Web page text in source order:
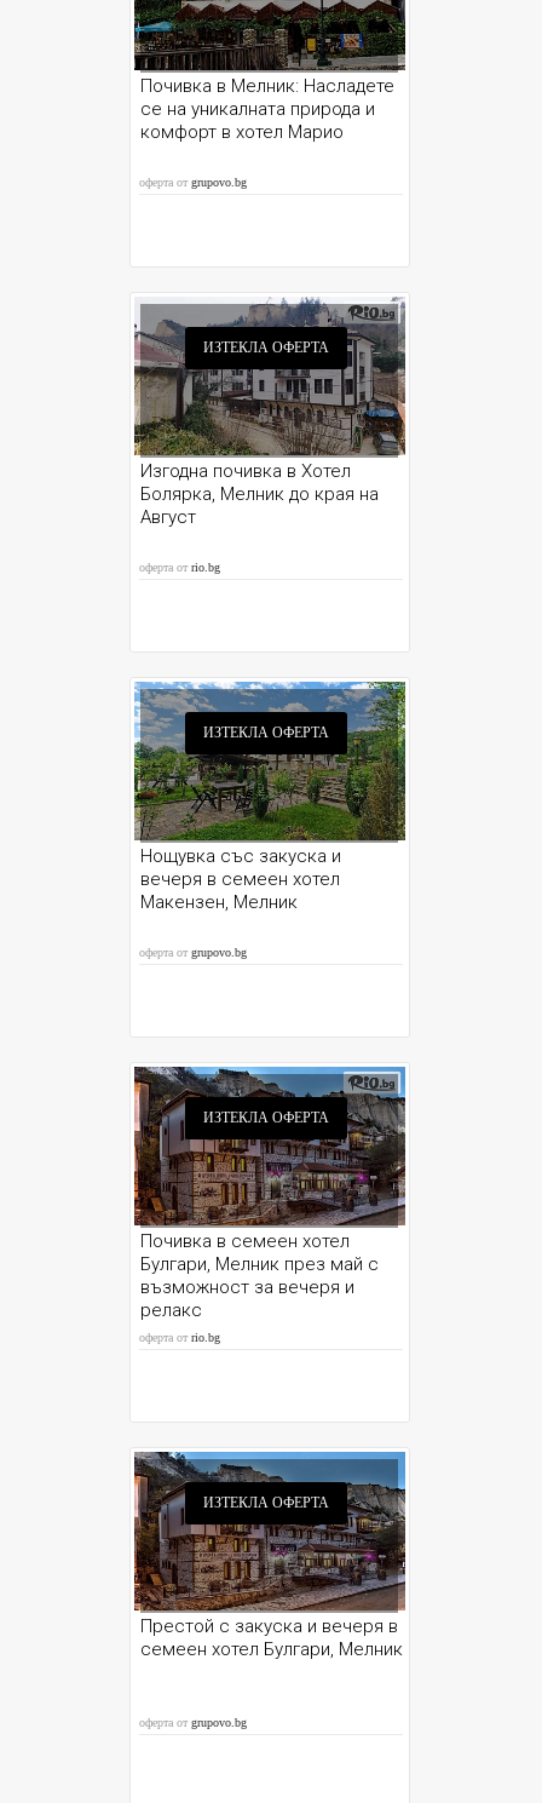
Почивка в Мелник: Насладете
се на уникалната природа и
комфорт в хотел Марио
оферта отgrupovo.bg
ИЗТЕКЛА ОФЕРТА
Изгодна почивка в Хотел
Болярка, Мелник до края на
Август
оферта отrio.bg
ИЗТЕКЛА ОФЕРТА
Нощувка със закуска и
вечеря в семеен хотел
Макензен, Мелник
оферта отgrupovo.bg
ИЗТЕКЛА ОФЕРТА
Почивка в семеен хотел
Булгари, Мелник през май с
възможност за вечеря и
релакс
оферта отrio.bg
ИЗТЕКЛА ОФЕРТА
Престой с закуска и вечеря в
семеен хотел Булгари, Мелник
оферта отgrupovo.bg